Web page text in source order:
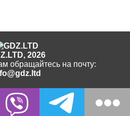
2026
обращайтесь на почту: